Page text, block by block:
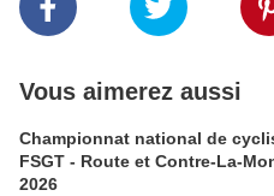
Vous aimerez aussi
Championnat national de
FSGT - Route et Contre-La-
2026